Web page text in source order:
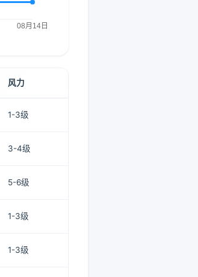
风力
1-3级
3-4级
5-6级
1-3级
1-3级